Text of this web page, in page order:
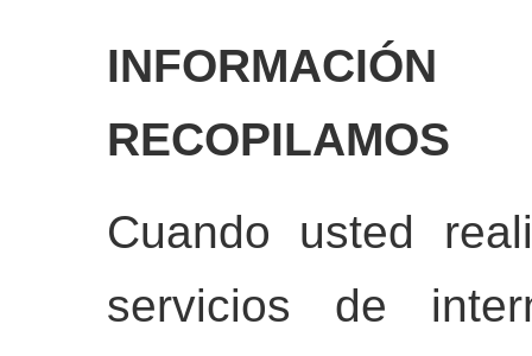
RECOPILAMOS
Cuando usted
servicios de